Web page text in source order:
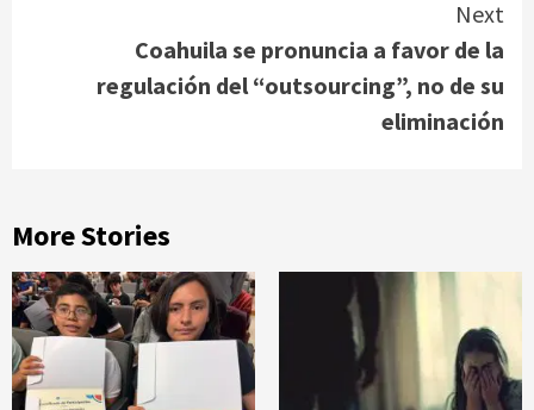
Next
Coahuila se pronuncia a favor de la
regulación del “outsourcing”, no de su
eliminación
More Stories